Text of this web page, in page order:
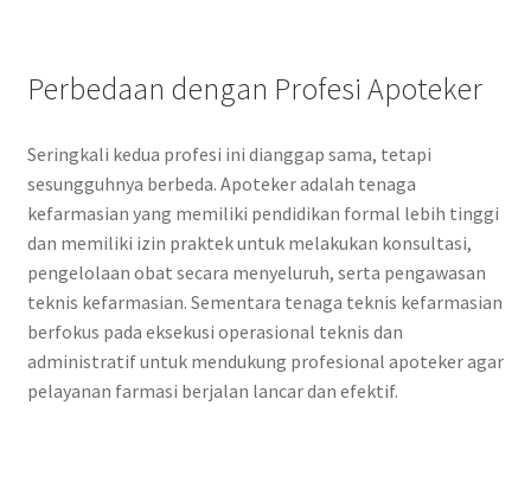
Perbedaan dengan Profesi Apoteker
Seringkali kedua profesi ini dianggap sama, tetapi
sesungguhnya berbeda. Apoteker adalah tenaga
kefarmasian yang memiliki pendidikan formal lebih tinggi
dan memiliki izin praktek untuk melakukan konsultasi,
pengelolaan obat secara menyeluruh, serta pengawasan
teknis kefarmasian. Sementara tenaga teknis kefarmasian
berfokus pada eksekusi operasional teknis dan
administratif untuk mendukung profesional apoteker agar
pelayanan farmasi berjalan lancar dan efektif.